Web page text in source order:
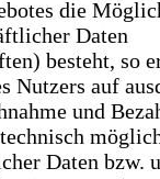
die
Daten
besteht, so
Nutzers auf
und
Daten bzw.